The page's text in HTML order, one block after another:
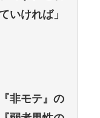
いければ」
非モテ』の